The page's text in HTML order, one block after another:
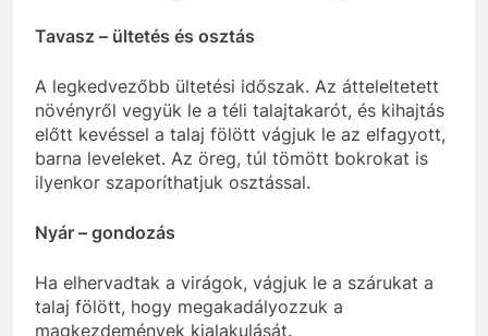
Tavasz – ültetés és osztás
A legkedvezőbb ültetési időszak. Az átteleltetett
növényről vegyük le a téli talajtakarót, és kihajtás
előtt kevéssel a talaj fölött vágjuk le az elfagyott,
barna leveleket. Az öreg, túl tömött bokrokat is
ilyenkor szaporíthatjuk osztással.
Nyár – gondozás
Ha elhervadtak a virágok, vágjuk le a szárukat a
talaj fölött, hogy megakadályozzuk a
magkezdemények kialakulását.